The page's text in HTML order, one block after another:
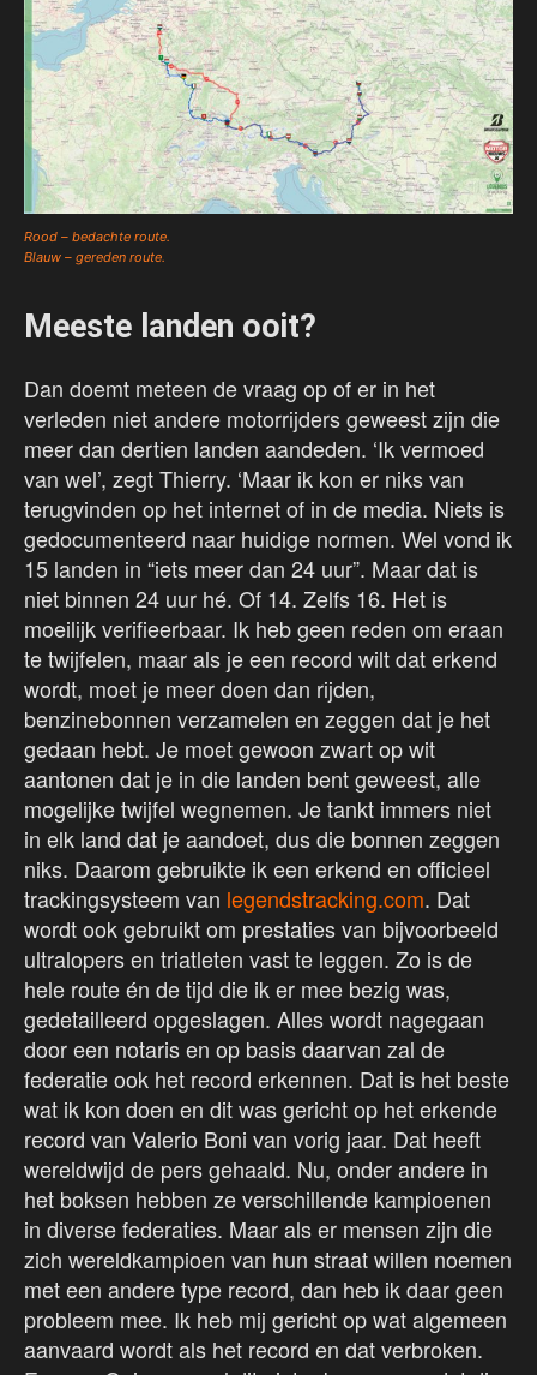
Rood – bedachte route.
Blauw – gereden route.
Meeste landen ooit?
Dan doemt meteen de vraag op of er in het
verleden niet andere motorrijders geweest zijn die
meer dan dertien landen aandeden. ‘Ik vermoed
van wel’, zegt Thierry. ‘Maar ik kon er niks van
terugvinden op het internet of in de media. Niets is
gedocumenteerd naar huidige normen. Wel vond ik
15 landen in “iets meer dan 24 uur”. Maar dat is
niet binnen 24 uur hé. Of 14. Zelfs 16. Het is
moeilijk verifieerbaar. Ik heb geen reden om eraan
te twijfelen, maar als je een record wilt dat erkend
wordt, moet je meer doen dan rijden,
benzinebonnen verzamelen en zeggen dat je het
gedaan hebt. Je moet gewoon zwart op wit
aantonen dat je in die landen bent geweest, alle
mogelijke twijfel wegnemen. Je tankt immers niet
in elk land dat je aandoet, dus die bonnen zeggen
niks. Daarom gebruikte ik een erkend en officieel
trackingsysteem van legendstracking.com. Dat
wordt ook gebruikt om prestaties van bijvoorbeeld
ultralopers en triatleten vast te leggen. Zo is de
hele route én de tijd die ik er mee bezig was,
gedetailleerd opgeslagen. Alles wordt nagegaan
door een notaris en op basis daarvan zal de
federatie ook het record erkennen. Dat is het beste
wat ik kon doen en dit was gericht op het erkende
record van Valerio Boni van vorig jaar. Dat heeft
wereldwijd de pers gehaald. Nu, onder andere in
het boksen hebben ze verschillende kampioenen
in diverse federaties. Maar als er mensen zijn die
zich wereldkampioen van hun straat willen noemen
met een andere type record, dan heb ik daar geen
probleem mee. Ik heb mij gericht op wat algemeen
aanvaard wordt als het record en dat verbroken.